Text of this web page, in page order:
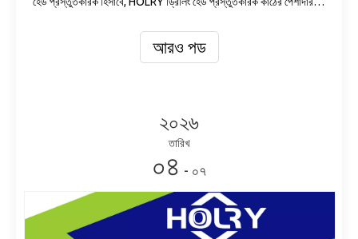
স্পিন্ডেল ড্রিলিং হেড বিশেষভাবে কাঠের সিএনসি মেশিনিং সেন্টারে উত্পাদনশীলতা
বাড়ানোর জন্য তৈরি করা হয়েছে, প্রত্যেক কাঠের কর্মী যারা তাদের দৈনন্দিন
সজ্জিত যা সুনির্দিষ্ট ড্রিলিং এবং বিরক্তিকর ক্রিয়াকলাপগুলির জন্য তাদের আদর্শ করে
তোলে, বহুমুখীতা এবং দীর্ঘমেয়াদী নির্ভরযোগ্যতা উভয়ই প্রদান করে—কাঠকর্মীরা
দেয়।
আরও পড
২০২৬
তারিখ
০৪ - ০৭